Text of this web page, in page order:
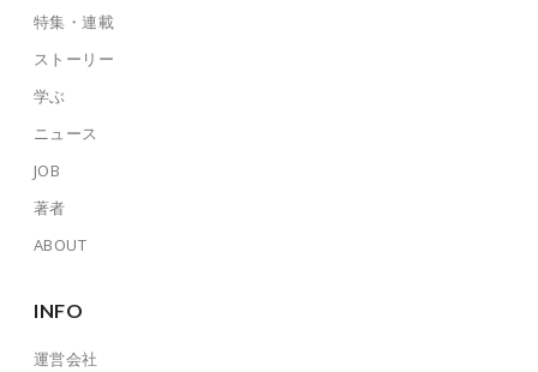
特集・連載
ストーリー
学ぶ
ニュース
JOB
著者
ABOUT
INFO
運営会社